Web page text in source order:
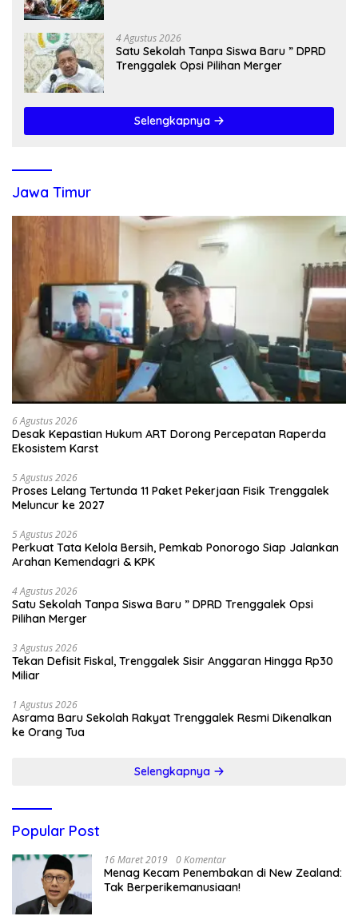
4 Agustus 2026
Satu Sekolah Tanpa Siswa Baru ” DPRD
Trenggalek Opsi Pilihan Merger
Selengkapnya
Jawa Timur
6 Agustus 2026
Desak Kepastian Hukum ART Dorong Percepatan Raperda
Ekosistem Karst
5 Agustus 2026
Proses Lelang Tertunda 11 Paket Pekerjaan Fisik Trenggalek
Meluncur ke 2027
5 Agustus 2026
Perkuat Tata Kelola Bersih, Pemkab Ponorogo Siap Jalankan
Arahan Kemendagri & KPK
4 Agustus 2026
Satu Sekolah Tanpa Siswa Baru ” DPRD Trenggalek Opsi
Pilihan Merger
3 Agustus 2026
Tekan Defisit Fiskal, Trenggalek Sisir Anggaran Hingga Rp30
Miliar
1 Agustus 2026
Asrama Baru Sekolah Rakyat Trenggalek Resmi Dikenalkan
ke Orang Tua
Selengkapnya
Popular Post
16 Maret 2019 0 Komentar
Menag Kecam Penembakan di New Zealand:
Tak Berperikemanusiaan!